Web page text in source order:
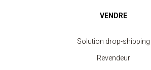
VENDRE
Solution drop-shipping
Revendeur